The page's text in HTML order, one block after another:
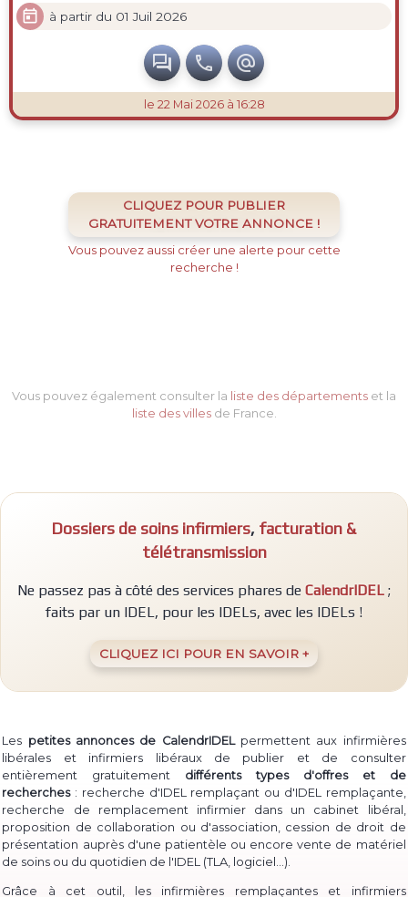
 à partir du 01 Juil 2026
  
le 22 Mai 2026 à 16:28
CLIQUEZ POUR PUBLIER
GRATUITEMENT VOTRE ANNONCE !
Vous pouvez aussi créer une alerte pour cette
recherche !
Vous pouvez également consulter la liste des départements et la
liste des villesde France.
Dossiers de soins infirmiers, facturation &
télétransmission
Ne passez pas à côté des services phares de CalendrIDEL ;
faits par un IDEL, pour les IDELs, avec les IDELs !
CLIQUEZ ICI POUR EN SAVOIR +
Les petites annonces de CalendrIDELpermettent aux infirmières
libérales et infirmiers libéraux de publier et de consulter
entièrement gratuitement différents types d'offres et de
recherches: recherche d'IDEL remplaçant ou d'IDEL remplaçante,
recherche de remplacement infirmier dans un cabinet libéral,
proposition de collaboration ou d'association, cession de droit de
présentation auprès d'une patientèle ou encore vente de matériel
de soins ou du quotidien de l'IDEL (TLA, logiciel...).
Grâce à cet outil, les infirmières remplaçantes et infirmiers